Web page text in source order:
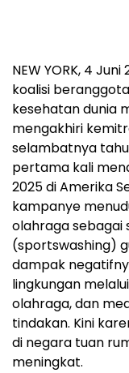
NEW YORK, 4 Juni
koalisi
kesehatan dunia
mengakhiri
selambatnya
pertama kali
2025 di Amerika
kampanye
olahraga
(sportswashing)
dampak
lingkungan
olahraga, dan
tindakan. Kini
di negara tuan
meningkat.